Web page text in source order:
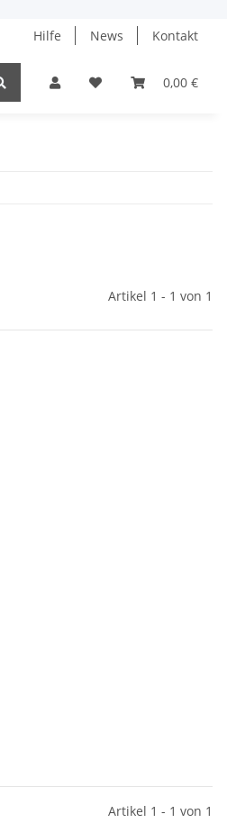
Hilfe News Kontakt
0,00 €
Artikel 1 - 1 von 1
Artikel 1 - 1 von 1